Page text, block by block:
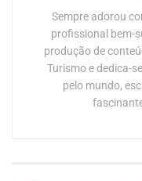
Sempre adorou
profissional bem-
produção de
Turismo e dedica-
pelo mundo,